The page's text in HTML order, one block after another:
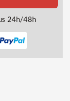
24h/48h